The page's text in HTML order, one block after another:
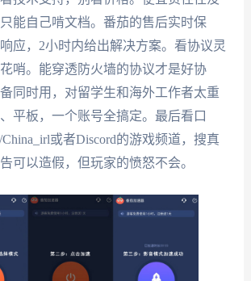
能自己啃文档。番茄的售后实时保
应，2小时内给出解决方案。看协议灵
哨。能穿透防火墙的协议才是好协
同时用，对留学生和海外工作者太重
平板，一个账号全搞定。最后看口
或者Discord的游戏频道，搜真
可以造假，但玩家的愤怒不会。